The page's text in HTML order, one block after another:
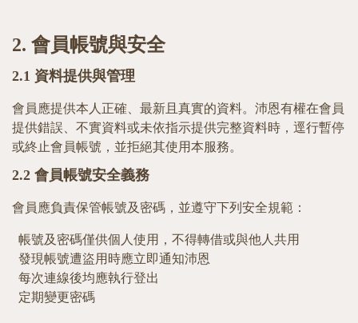
2. 會員帳號與安全
2.1 資料提供與管理
會員應提供本人正確、最新且真實的資料。沛恩有權在會員
提供錯誤、不實資料或未依指示提供完整資料時，逕行暫停
或終止會員帳號，並拒絕其使用本服務。
2.2 會員帳號安全義務
會員應負責保管帳號及密碼，並遵守下列安全規範：
帳號及密碼僅供個人使用，不得轉借或與他人共用
發現帳號遭盜用時應立即通知沛恩
每次連線後均應執行登出
定期變更密碼